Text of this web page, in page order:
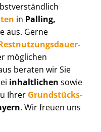
in Palling,
aus. Gerne
möglichen
beraten wir Sie
inhaltlichen sowie
Ihrer Grund­stücks­
. Wir freuen uns